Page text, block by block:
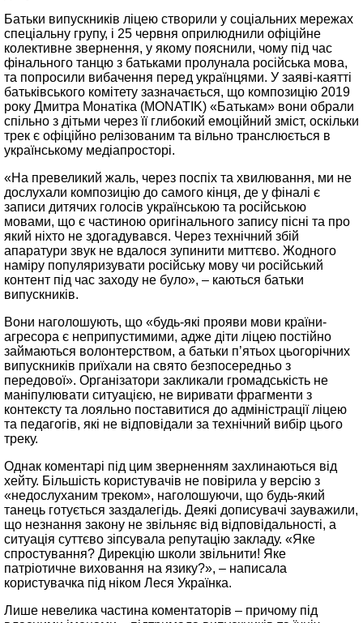
Батьки випускників ліцею створили у соціальних мережах
спеціальну групу, і 25 червня оприлюднили офіційне
колективне звернення, у якому пояснили, чому під час
фінального танцю з батьками пролунала російська мова,
та попросили вибачення перед українцями. У заяві-каятті
батьківського комітету зазначається, що композицію 2019
року Дмитра Монатіка (MONATIK) «Батькам» вони обрали
спільно з дітьми через її глибокий емоційний зміст, оскільки
трек є офіційно релізованим та вільно транслюється в
українському медіапросторі.
«На превеликий жаль, через поспіх та хвилювання, ми не
дослухали композицію до самого кінця, де у фіналі є
записи дитячих голосів українською та російською
мовами, що є частиною оригінального запису пісні та про
який ніхто не здогадувався. Через технічний збій
апаратури звук не вдалося зупинити миттєво. Жодного
наміру популяризувати російську мову чи російський
контент під час заходу не було», – каються батьки
випускників.
Вони наголошують, що «будь-які прояви мови країни-
агресора є неприпустимими, адже діти ліцею постійно
займаються волонтерством, а батьки п’ятьох цьогорічних
випускників приїхали на свято безпосередньо з
передової». Організатори закликали громадськість не
маніпулювати ситуацією, не виривати фрагменти з
контексту та лояльно поставитися до адміністрації ліцею
та педагогів, які не відповідали за технічний вибір цього
треку.
Однак коментарі під цим зверненням захлинаються від
хейту. Більшість користувачів не повірила у версію з
«недослуханим треком», наголошуючи, що будь-який
танець готується заздалегідь. Деякі дописувачі зауважили,
що незнання закону не звільняє від відповідальності, а
ситуація суттєво зіпсувала репутацію закладу. «Яке
спростування? Дирекцію школи звільнити! Яке
патріотичне виховання на язику?», – написала
користувачка під ніком Леся Українка.
Лише невелика частина коментаторів – причому під